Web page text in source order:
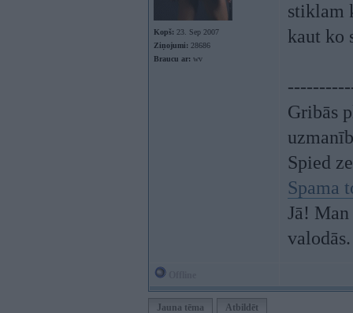
Kopš: 23. Sep 2007
Ziņojumi: 28686
Braucu ar: wv
stiklam
kaut ko
Gribās
Spied
Spama
Jā!
valodās.
Jauna tēma Atbildēt